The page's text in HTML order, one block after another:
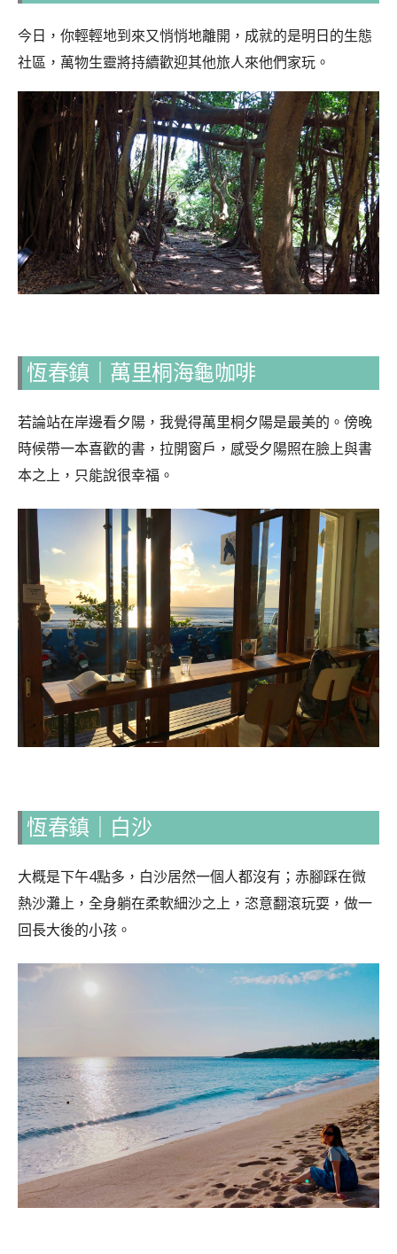
今日，你輕輕地到來又悄悄地離開，成就的是明日的生態
社區，萬物生靈將持續歡迎其他旅人來他們家玩。
恆春鎮｜萬里桐海龜咖啡
若論站在岸邊看夕陽，我覺得萬里桐夕陽是最美的。傍晚
時候帶一本喜歡的書，拉開窗戶，感受夕陽照在臉上與書
本之上，只能說很幸福。
恆春鎮｜白沙
大概是下午4點多，白沙居然一個人都沒有；赤腳踩在微
熱沙灘上，全身躺在柔軟細沙之上，恣意翻滾玩耍，做一
回長大後的小孩。